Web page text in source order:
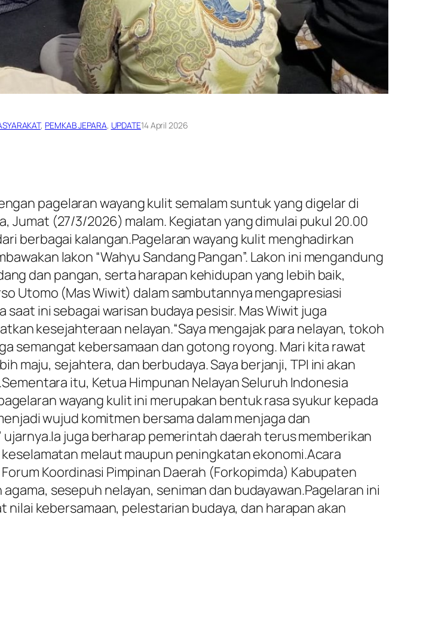
, PEMKAB JEPARA, UPDATE14 April 2026
pagelaran wayang kulit semalam suntuk yang digelar di
Jumat (27/3/2026) malam. Kegiatan yang dimulai pukul 20.00
berbagai kalangan.Pagelaran wayang kulit menghadirkan
lakon “Wahyu Sandang Pangan”. Lakon ini mengandung
dan pangan, serta harapan kehidupan yang lebih baik,
Utomo (Mas Wiwit) dalam sambutannya mengapresiasi
ini sebagai warisan budaya pesisir. Mas Wiwit juga
kesejahteraan nelayan.“Saya mengajak para nelayan, tokoh
semangat kebersamaan dan gotong royong. Mari kita rawat
maju, sejahtera, dan berbudaya. Saya berjanji, TPI ini akan
itu, Ketua Himpunan Nelayan Seluruh Indonesia
wayang kulit ini merupakan bentuk rasa syukur kepada
wujud komitmen bersama dalam menjaga dan
juga berharap pemerintah daerah terus memberikan
melaut maupun peningkatan ekonomi.Acara
Koordinasi Pimpinan Daerah (Forkopimda) Kabupaten
sesepuh nelayan, seniman dan budayawan.Pagelaran ini
kebersamaan, pelestarian budaya, dan harapan akan